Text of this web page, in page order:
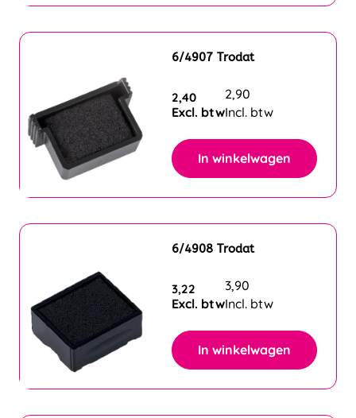
6/4907 Trodat
2,40
Excl. btw
2,90
Incl. btw
In winkelwagen
6/4908 Trodat
3,22
Excl. btw
3,90
Incl. btw
In winkelwagen